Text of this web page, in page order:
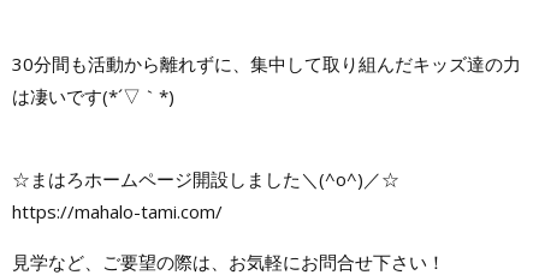
30分間も活動から離れずに、集中して取り組んだキッズ達の力
は凄いです(*´▽｀*)
☆まはろホームページ開設しました＼(^o^)／☆
https://mahalo-tami.com/
見学など、ご要望の際は、お気軽にお問合せ下さい！